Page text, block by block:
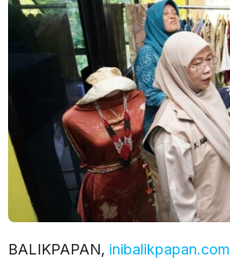
BALIKPAPAN, inibalikpapan.com